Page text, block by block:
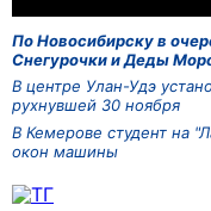
По Новосибирску в
Снегурочки и Деды
В центре Улан-Удэ
рухнувшей 30 ноября
В Кемерове студент на
окон машины